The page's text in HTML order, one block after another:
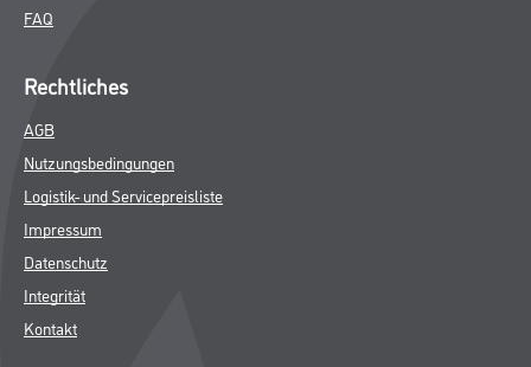
FAQ
Rechtliches
AGB
Nutzungsbedingungen
Logistik- und Servicepreisliste
Impressum
Datenschutz
Integrität
Kontakt